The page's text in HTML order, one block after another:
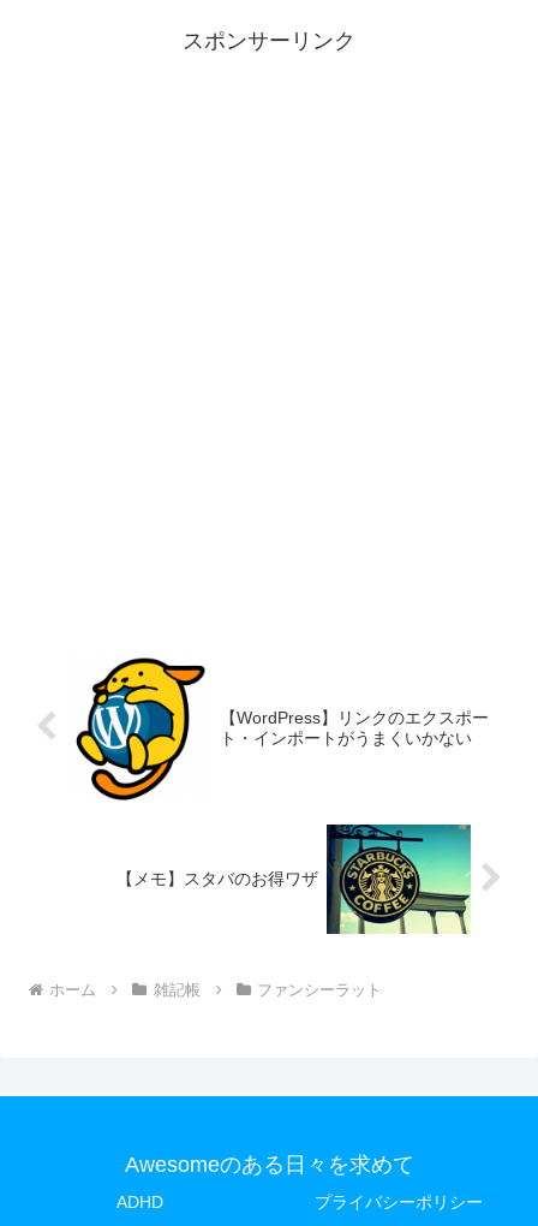
スポンサーリンク
【WordPress】リンクのエクスポー
ト・インポートがうまくいかない
【メモ】スタバのお得ワザ
ホーム 雑記帳 ファンシーラット
Awesomeのある日々を求めて
ADHD プライバシーポリシー